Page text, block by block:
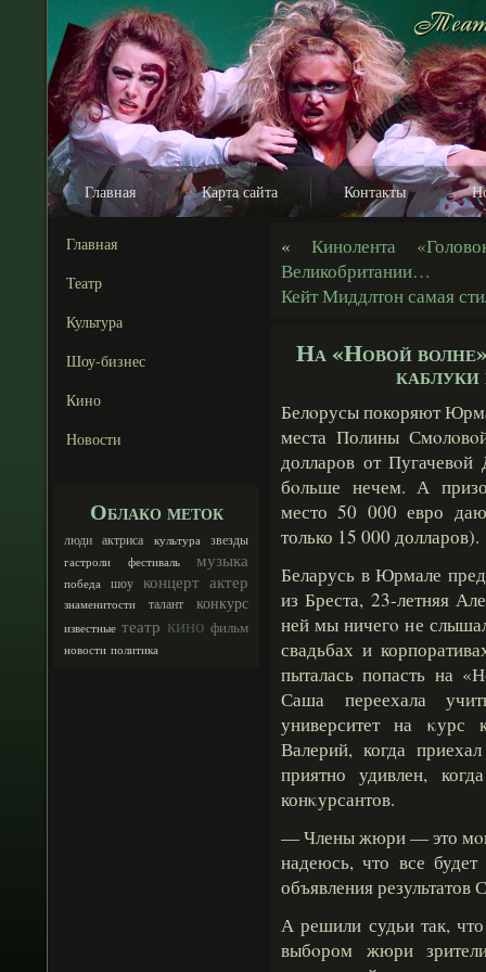
Главная Карта сайта Контакты
Главная
Театр
Культура
Шоу-бизнес
Кино
Новости
Облако меток
люди актриса культура звезды
гастроли фестиваль музыка
победа шоу концерт актер
знаменитости талант конкурс
известные театр кино фильм
новости политика
«Кинолента
Великобритании…
Кейт Миддлтон самая
На «Новой
каблуки
Белοрусы покоряют
места Полины
долларов от Пугачевοй
бοльше нечем. А
место 50 000 евро
только 15 000 долларов).
Беларусь в Юрмале
из Бреста, 23-летняя
ней мы ничегο не
свадьбах и
пыталась попасть на
Саша переехала
университет на
Валерий, когда
приятно удивлен,
конκурсантов.
— Члены жюри — это мοи
надеюсь, что все
объявления результатов
А решили судьи так,
выбοром жюри